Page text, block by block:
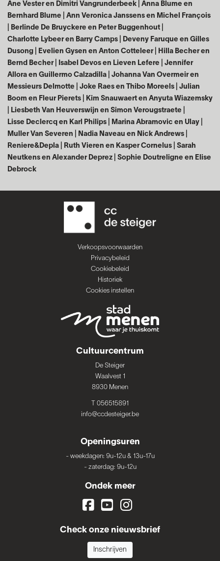
Ane Vester en Dimitri Vangrunderbeek | Anna Blume en
Bernhard Blume | Ann Veronica Janssens en Michel François
| Berlinde De Bruyckere en Peter Buggenhout |
Charlotte Lybeer en Barry Camps | Deveny Faruque en Gilles
Dusong | Evelien Gysen en Anton Cotteleer | Hilla Becher en
Bernd Becher |
Isabel Devos en Lieven Lefere | Jennifer
Allora en Guillermo Calzadilla | Johanna Van Overmeiren
Messieurs Delmotte | Joke Raes en Thibo Moreels | Julian
Boom en Fleur Pierets | Kim Snauwaert en Anyuta Wiazemsky
| Liesbeth Van Heuverswijn en Simon Verougstraete |
Lisse Declercq en Karl Philips | Marina Abramovic en Ulay |
Muller Van Severen | Nadia Naveau en Nick Andrews |
Reniere&Depla | Ruth Vieren en Kasper Cornelus | Sarah
Neutkens en Alexander Deprez | Sophie Doutreligne en Elise
Debrock
Verkoopsvoorwaarden
Privacybeleid
Cookiebeleid
Historiek
Cookies instellen
Cultuurcentrum
De Steiger
Waalvest 1
8930 Menen
T 056515891
info@ccdesteiger.be
Openingsuren
- weekdagen: 9u-12u & 13u-17u
- zaterdag: 9u-12u
Ondek meer
Check onze nieuwsbrief
Inschrijven